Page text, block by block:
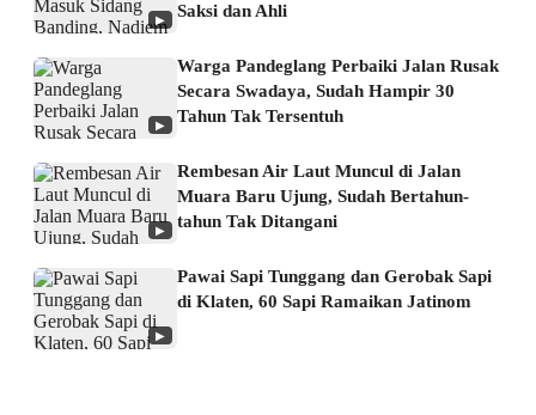
▶
Saksi dan Ahli
▶
Warga Pandeglang Perbaiki Jalan Rusak
Secara Swadaya, Sudah Hampir 30
Tahun Tak Tersentuh
▶
Rembesan Air Laut Muncul di Jalan
Muara Baru Ujung, Sudah Bertahun-
tahun Tak Ditangani
▶
Pawai Sapi Tunggang dan Gerobak Sapi
di Klaten, 60 Sapi Ramaikan Jatinom